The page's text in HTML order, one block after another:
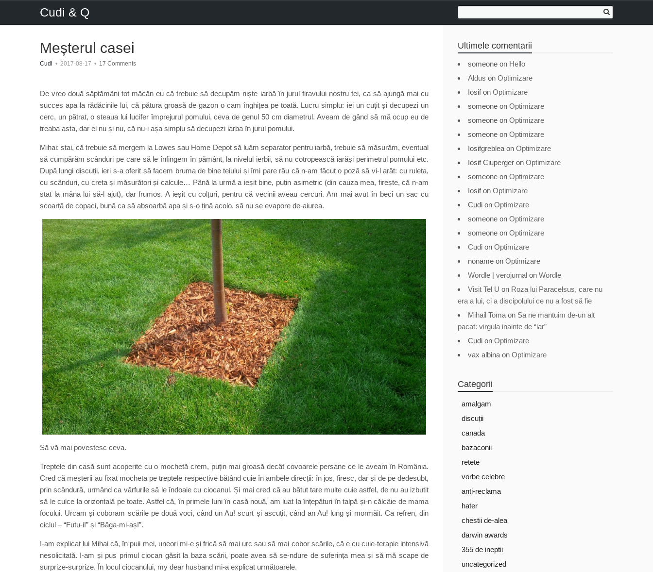
Cudi & Q
Meșterul casei
Cudi • 2017-08-17 • 17 Comments
De vreo două săptămâni tot măcăn eu că trebuie să decupăm niște iarbă în jurul firavului nostru tei, ca să ajungă mai cu
succes apa la rădăcinile lui, că pătura groasă de gazon o cam înghițea pe toată. Lucru simplu: iei un cuțit și decupezi un
cerc, un pătrat, o steaua lui lucifer împrejurul pomului, ceva de genul 50 cm diametrul. Aveam de gând să mă ocup eu de
treaba asta, dar el nu și nu, că nu-i așa simplu să decupezi iarba în jurul pomului.
Mihai: stai, că trebuie să mergem la Lowes sau Home Depot să luăm separator pentru iarbă, trebuie să măsurăm, eventual
să cumpărăm scânduri pe care să le înfingem în pământ, la nivelul ierbii, să nu cotropească iarăși perimetrul pomului etc.
După lungi discuții, ieri s-a oferit să facem bruma de bine teiului și îmi pare rău că n-am făcut o poză să vi-l arăt: cu ruleta,
cu scânduri, cu creta și măsurători și calcule… Până la urmă a ieșit bine, puțin asimetric (din cauza mea, firește, că n-am
stat la mâna lui să-l ajut), dar frumos. A ieșit cu colțuri, pentru că vecinii aveau cercuri. Am mai avut în beci un sac cu
scoarță de copaci, bună ca să absoarbă apa și s-o țină acolo, să nu se evapore de-aiurea.
Să vă mai povestesc ceva.
Treptele din casă sunt acoperite cu o mochetă crem, puțin mai groasă decât covoarele persane ce le aveam în România.
Cred că meșterii au fixat mocheta pe treptele respective bătând cuie în ambele direcții: în jos, firesc, dar și de pe dedesubt,
prin scândură, urmând ca vârfurile să le îndoaie cu ciocanul. Și mai cred că au bătut tare multe cuie astfel, de nu au izbutit
să le culce la orizontală pe toate. Astfel că, în primele luni în casă nouă, am luat la înțepături în talpă și-n călcâie de mama
focului. Urcam și coboram scările pe două voci, când un Au! scurt și ascuțit, când an Au! lung și mormăit. Ca refren, din
ciclul – “Futu-i!” și “Băga-mi-aș!”.
I-am explicat lui Mihai că, în puii mei, uneori mi-e și frică să mai urc sau să mai cobor scările, că e cu cuie-terapie intensivă
nesolicitată. I-am și pus primul ciocan găsit la baza scării, poate avea să se-ndure de suferința mea și să mă scape de
surprize-surprize. În locul ciocanului, my dear husband mi-a explicat următoarele.
Ultimele comentarii
someone on Hello
Aldus on Optimizare
Iosifon Optimizare
someone on Optimizare
someone on Optimizare
someone on Optimizare
Iosifgreblea on Optimizare
Iosif Ciuperger on Optimizare
someone on Optimizare
Iosifon Optimizare
Cudi on Optimizare
someone on Optimizare
someone on Optimizare
Cudi on Optimizare
noname on Optimizare
Wordle | verojurnal on Wordle
Visit Tel U on Roza lui Paracelsus, care nu
era a lui, ci a discipolului ce nu a fost să fie
Mihail Toma on Sa ne mantuim de-un alt
pacat: virgula inainte de “iar”
Cudi on Optimizare
vax albina on Optimizare
Categorii
amalgam
discuții
canada
bazaconii
retete
vorbe celebre
anti-reclama
hater
chestii de-alea
darwin awards
355 de ineptii
uncategorized